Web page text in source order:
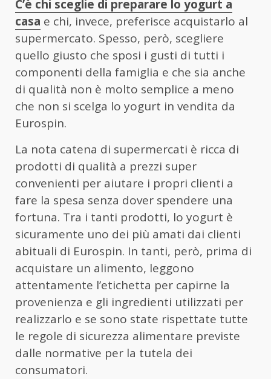
C’è chi sceglie di preparare lo yogurt a
casa e chi, invece, preferisce acquistarlo al
supermercato. Spesso, però, scegliere
quello giusto che sposi i gusti di tutti i
componenti della famiglia e che sia anche
di qualità non è molto semplice a meno
che non si scelga lo yogurt in vendita da
Eurospin.
La nota catena di supermercati è ricca di
prodotti di qualità a prezzi super
convenienti per aiutare i propri clienti a
fare la spesa senza dover spendere una
fortuna. Tra i tanti prodotti, lo yogurt è
sicuramente uno dei più amati dai clienti
abituali di Eurospin. In tanti, però, prima di
acquistare un alimento, leggono
attentamente l’etichetta per capirne la
provenienza e gli ingredienti utilizzati per
realizzarlo e se sono state rispettate tutte
le regole di sicurezza alimentare previste
dalle normative per la tutela dei
consumatori.